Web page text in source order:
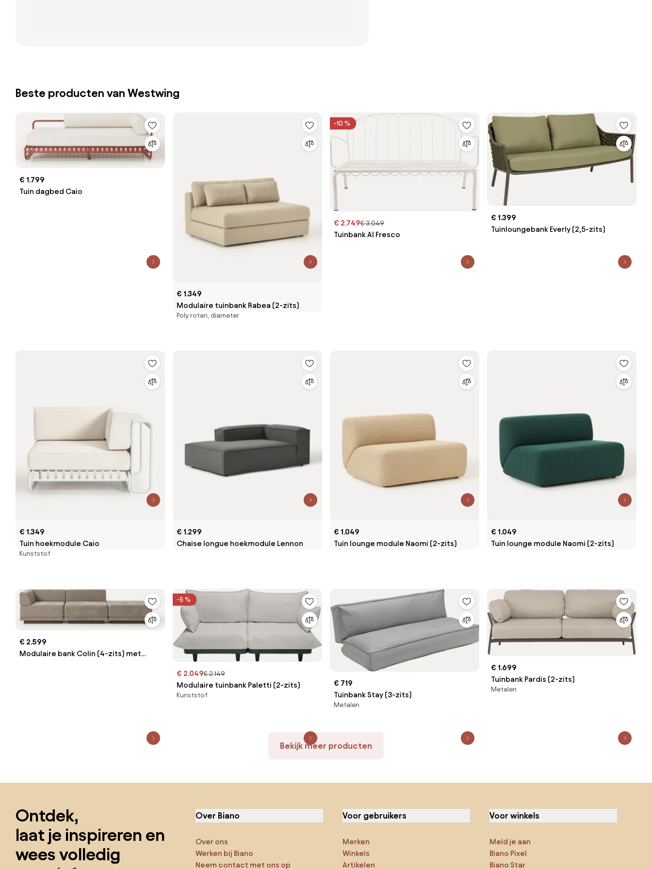
Beste producten van Westwing
€ 1.799
Tuin dagbed Caio
€ 1.349
Modulaire tuinbank Rabea (2-zits)
Poly rotan, diameter
-10 %
€ 2.749€ 3.049
Tuinbank Al Fresco
€ 1.399
Tuinloungebank Everly (2,5-zits)
€ 1.349
Tuin hoekmodule Caio
Kunststof
€ 1.299
Chaise longue hoekmodule Lennon
€ 1.049
Tuin lounge module Naomi (2-zits)
€ 1.049
Tuin lounge module Naomi (2-zits)
€ 2.599
Modulaire bank Colin (4-zits) met
-5 %
€ 2.049€ 2.149
Modulaire tuinbank Paletti (2-zits)
Kunststof
€ 719
Tuinbank Stay (3-zits)
Metalen
€ 1.699
Tuinbank Pardis (2-zits)
Metalen
Bekijk meer producten
Ontdek,
laat je inspireren en
wees volledig
Over Biano
Over ons
Werken bij Biano
Neem contact met ons op
Voor gebruikers
Merken
Winkels
Artikelen
Voor winkels
Meld je aan
Biano Pixel
Biano Star